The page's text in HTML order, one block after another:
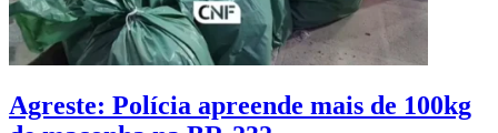
Agreste: Polícia apreende mais de 100kg